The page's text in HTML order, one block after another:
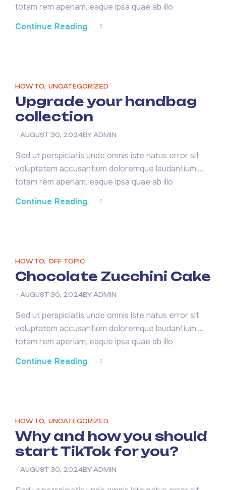
totam rem aperiam, eaque ipsa quae ab illo
inventore veritatis et quasi architecto beatae vitae
dicta sunt explicabo. Nemo enim ipsam voluptatem
Continue Reading
HOW TO, UNCATEGORIZED
Upgrade your handbag
collection
AUGUST 30, 2024BY ADMIN
Sed ut perspiciatis unde omnis iste natus error sit
voluptatem accusantium doloremque laudantium,
totam rem aperiam, eaque ipsa quae ab illo
inventore veritatis et quasi architecto beatae vitae
dicta sunt explicabo. Nemo enim ipsam voluptatem
Continue Reading
HOW TO, OFF TOPIC
Chocolate Zucchini Cake
AUGUST 30, 2024BY ADMIN
Sed ut perspiciatis unde omnis iste natus error sit
voluptatem accusantium doloremque laudantium,
totam rem aperiam, eaque ipsa quae ab illo
inventore veritatis et quasi architecto beatae vitae
dicta sunt explicabo. Nemo enim ipsam voluptatem
Continue Reading
HOW TO, UNCATEGORIZED
Why and how you should
start TikTok for you?
AUGUST 30, 2024BY ADMIN